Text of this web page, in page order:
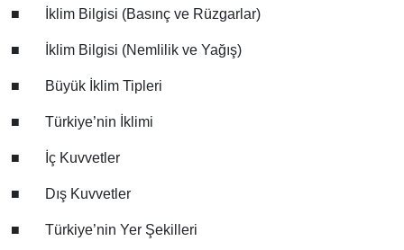
■ İklim Bilgisi (Basınç ve Rüzgarlar)
■ İklim Bilgisi (Nemlilik ve Yağış)
■ Büyük İklim Tipleri
■ Türkiye’nin İklimi
■ İç Kuvvetler
■ Dış Kuvvetler
■ Türkiye’nin Yer Şekilleri